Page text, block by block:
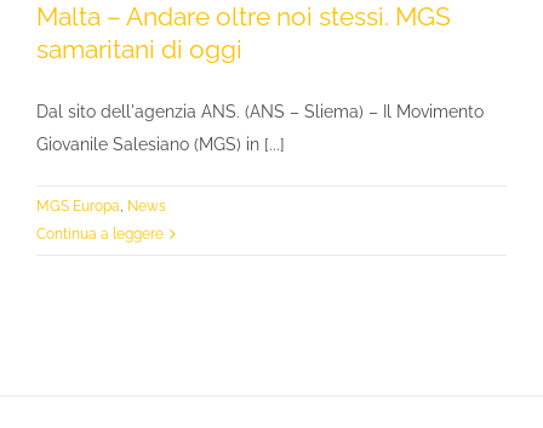
Malta – Andare oltre noi stessi. MGS
samaritani di oggi
Dal sito dell'agenzia ANS. (ANS – Sliema) – Il Movimento
Giovanile Salesiano (MGS) in [...]
MGS Europa, News
Continua a leggere